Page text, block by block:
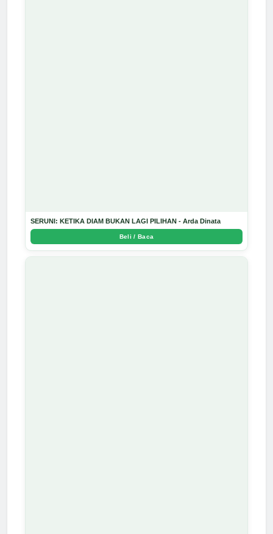
SERUNI: KETIKA DIAM BUKAN LAGI PILIHAN - Arda Dinata
Beli / Baca